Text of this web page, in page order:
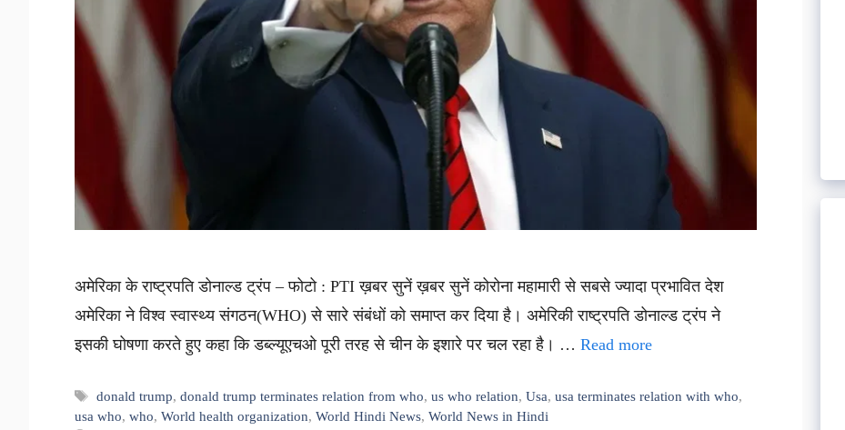
अमेरिका के राष्ट्रपति डोनाल्ड ट्रंप – फोटो : PTI ख़बर सुनें ख़बर सुनें कोरोना महामारी से सबसे ज्यादा प्रभावित देश
अमेरिका ने विश्व स्वास्थ्य संगठन(WHO) से सारे संबंधों को समाप्त कर दिया है। अमेरिकी राष्ट्रपति डोनाल्ड ट्रंप ने
इसकी घोषणा करते हुए कहा कि डब्ल्यूएचओ पूरी तरह से चीन के इशारे पर चल रहा है। … Read more
Tags
donald trump,donald trump terminates relation from who,us who relation,Usa,usa terminates relation with who,
usa who, who, World health organization, World Hindi News, World News in Hindi